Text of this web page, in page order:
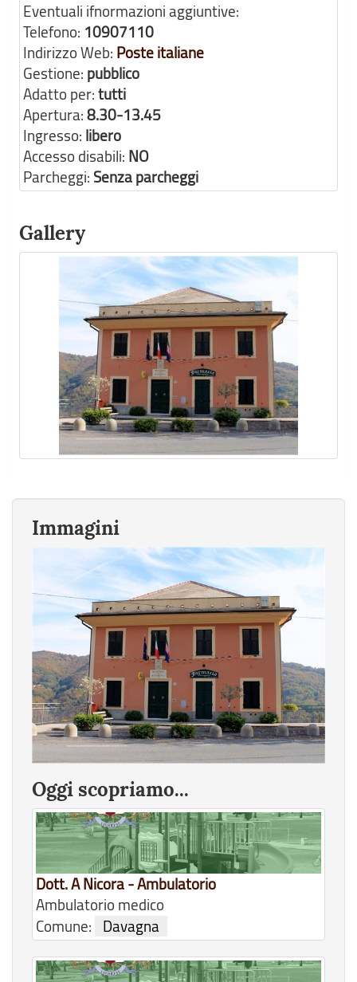
Eventuali ifnormazioni aggiuntive:
Telefono: 10907110
Indirizzo Web: Poste italiane
Gestione: pubblico
Adatto per:tutti
Apertura:8.30-13.45
Ingresso: libero
Accesso disabili: NO
Parcheggi: Senza parcheggi
Gallery
Immagini
Oggi scopriamo...
Dott. A Nicora - Ambulatorio
Ambulatorio medico
Comune:
Davagna